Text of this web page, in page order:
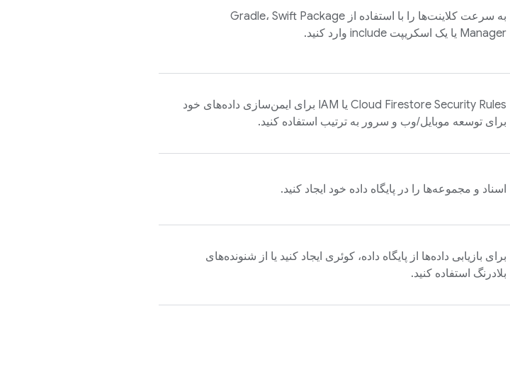
به سرعت کلاینت‌ها را با استفاده از Gradle، Swift Package
Manager یا یک اسکریپت include وارد کنید.
Cloud Firestore Security Rules
یا IAM برای ایمن‌سازی داده‌های خود
برای توسعه موبایل/وب و سرور به ترتیب استفاده کنید.
اسناد و مجموعه‌ها را در پایگاه داده خود ایجاد کنید.
برای بازیابی داده‌ها از پایگاه داده، کوئری ایجاد کنید یا از شنونده‌های
بلادرنگ استفاده کنید.